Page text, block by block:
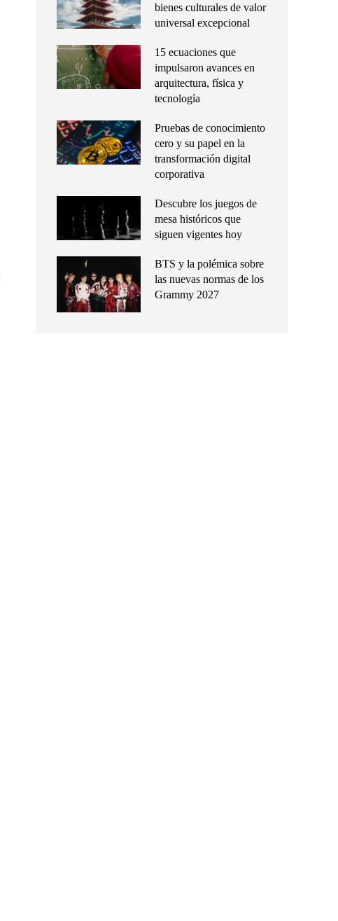
bienes culturales de valor
universal excepcional
15 ecuaciones que
impulsaron avances en
arquitectura, física y
tecnología
Pruebas de conocimiento
cero y su papel en la
transformación digital
corporativa
Descubre los juegos de
mesa históricos que
siguen vigentes hoy
BTS y la polémica sobre
las nuevas normas de los
Grammy 2027